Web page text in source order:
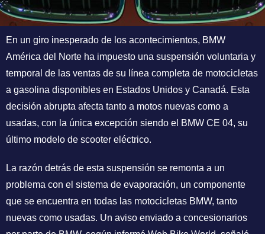
En un giro inesperado de los acontecimientos, BMW
América del Norte ha impuesto una suspensión voluntaria y
temporal de las ventas de su línea completa de motocicletas
a gasolina disponibles en Estados Unidos y Canadá. Esta
decisión abrupta afecta tanto a motos nuevas como a
usadas, con la única excepción siendo el BMW CE 04, su
último modelo de scooter eléctrico.
La razón detrás de esta suspensión se remonta a un
problema con el sistema de evaporación, un componente
que se encuentra en todas las motocicletas BMW, tanto
nuevas como usadas. Un aviso enviado a concesionarios